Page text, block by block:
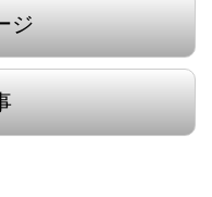
ジ